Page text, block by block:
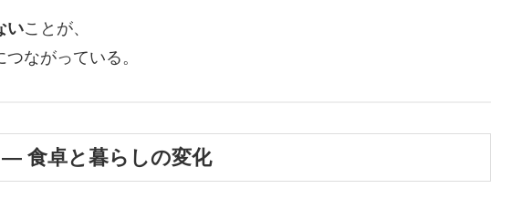
いことが、
ながっている。
食卓と暮らしの変化